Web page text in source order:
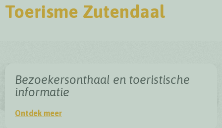
Toerisme Zutendaal
Bezoekersonthaal en toeristische
informatie
Ontdek meerBezoekersonthaal en toeristische